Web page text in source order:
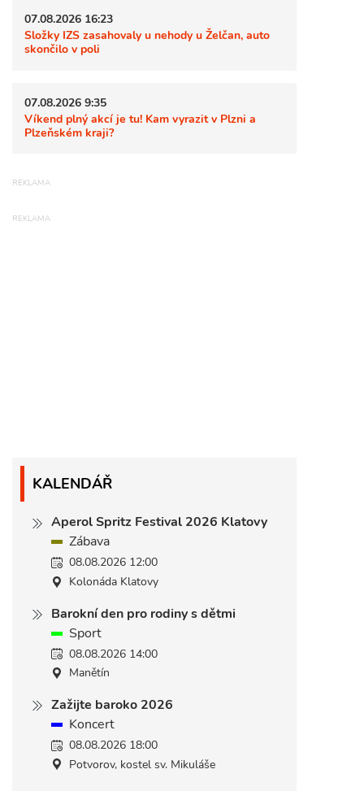
07.08.2026 16:23
Složky IZS zasahovaly u nehody u Želčan, auto
skončilo v poli
07.08.2026 9:35
Víkend plný akcí je tu! Kam vyrazit v Plzni a
Plzeňském kraji?
KALENDÁŘ
Aperol Spritz Festival 2026 Klatovy
Zábava
08.08.2026 12:00
Kolonáda Klatovy
Barokní den pro rodiny s dětmi
Sport
08.08.2026 14:00
Manětín
Zažijte baroko 2026
Koncert
08.08.2026 18:00
Potvorov, kostel sv. Mikuláše